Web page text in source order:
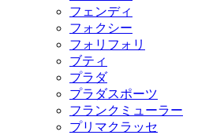
フェンディ
フォクシー
フォリフォリ
ブティ
プラダ
プラダスポーツ
フランクミューラー
プリマクラッセ